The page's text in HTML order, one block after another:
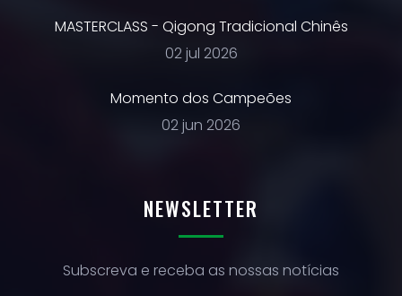
MASTERCLASS - Qigong Tradicional Chinês
02 jul 2026
Momento dos Campeões
02 jun 2026
NEWSLETTER
Subscreva e receba as nossas notícias